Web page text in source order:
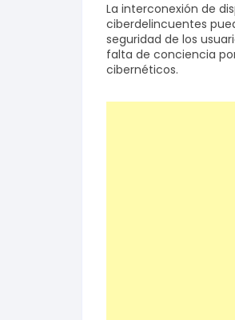
Finanzas
Reseñas
Actualidad
La interconexión de
ciberdelincuentes
seguridad de los
falta de conciencia
cibernéticos.